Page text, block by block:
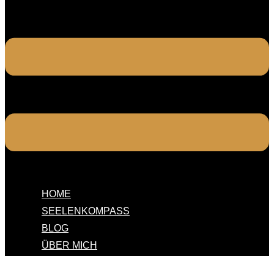
HOME
SEELENKOMPASS
BLOG
ÜBER MICH